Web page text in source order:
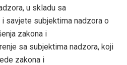
u skladu sa
savjete subjektima nadzora o
zakona i
sa subjektima nadzora, koji
zakona i